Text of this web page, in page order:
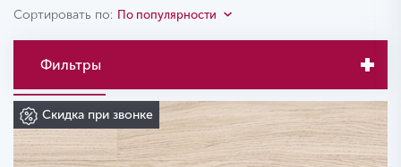
Сортировать по: По популярности
Фильтры
Скидка при звонке